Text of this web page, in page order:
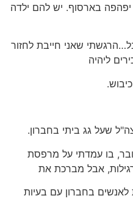
בארסוף. יש להם ילדה
שאני חייבת לחזור
ליהיה
שעל גג ביתי בחברון.
את יום ה-4 באוקטובר, בו עמדתי על מרפסת
אבל מברכת את
בחברון עם בעיות